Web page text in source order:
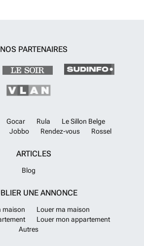
prix fixé à 125 900 €, cette opportunité saura
paisible. Pour toute information
organiser une visite, nous vous invitons à
agence afin de découvrir cette offre
futur projet immobilier dans cette région
NOS PARTENAIRES
Gocar Rula
Le Sillon Belge
Jobbo Rendez-vous Rossel
ARTICLES
Blog
UNE ANNONCE
maison
Louer ma maison
Louer mon appartement
Autres